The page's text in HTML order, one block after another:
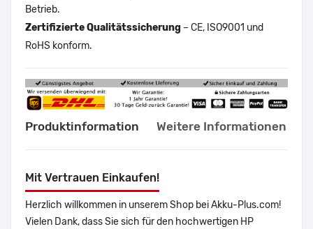
Betrieb.
Zertifizierte Qualitätssicherung – CE, ISO9001 und
RoHS konform.
Produktinformation Weitere Informationen
Mit Vertrauen Einkaufen!
Herzlich willkommen in unserem Shop bei Akku-Plus.com!
Vielen Dank, dass Sie sich für den hochwertigen HP